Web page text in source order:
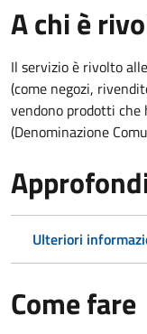
A chi è
Il servizio è rivolto
(come negozi,
vendono prodotti che
(Denominazione
Ulteriori
Come fare